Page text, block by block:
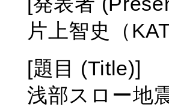
片上智史（
[題目 (Title)]
浅部スロー地